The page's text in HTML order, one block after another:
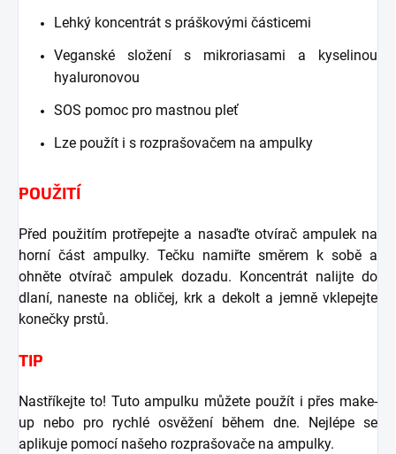
Lehký koncentrát s práškovými částicemi
Veganské složení s mikroriasami a kyselinou
hyaluronovou
SOS pomoc pro mastnou pleť
Lze použít i s rozprašovačem na ampulky
POUŽITÍ
Před použitím protřepejte a nasaďte otvírač ampulek na
horní část ampulky. Tečku namiřte směrem k sobě a
ohněte otvírač ampulek dozadu. Koncentrát nalijte do
dlaní, naneste na obličej, krk a dekolt a jemně vklepejte
konečky prstů.
TIP
Nastříkejte to! Tuto ampulku můžete použít i přes make-
up nebo pro rychlé osvěžení během dne. Nejlépe se
aplikuje pomocí našeho rozprašovače na ampulky.